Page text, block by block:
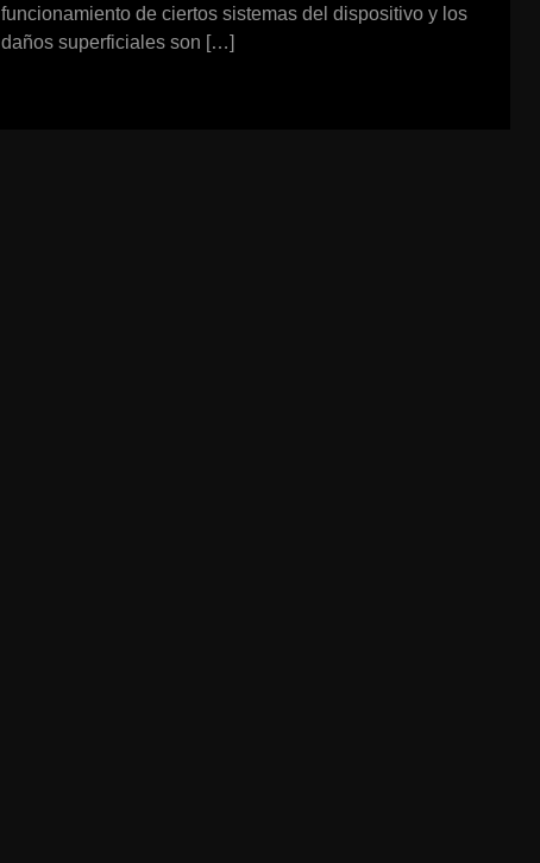
funcionamiento de ciertos sistemas del dispositivo y los
daños superficiales son […]